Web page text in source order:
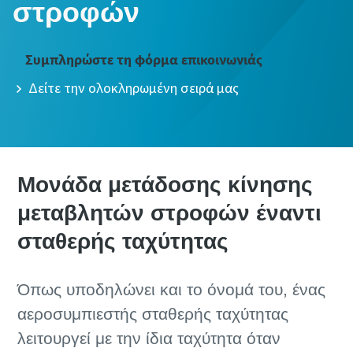
στροφών
Συμπληρώστε τη φόρμα επικοινωνιάς
Δείτε την ολοκληρωμένη σειρά μας
Μονάδα μετάδοσης κίνησης
μεταβλητών στροφών έναντι
σταθερής ταχύτητας
Όπως υποδηλώνει και το όνομά του, ένας
αεροσυμπιεστής σταθερής ταχύτητας
λειτουργεί με την ίδια ταχύτητα όταν